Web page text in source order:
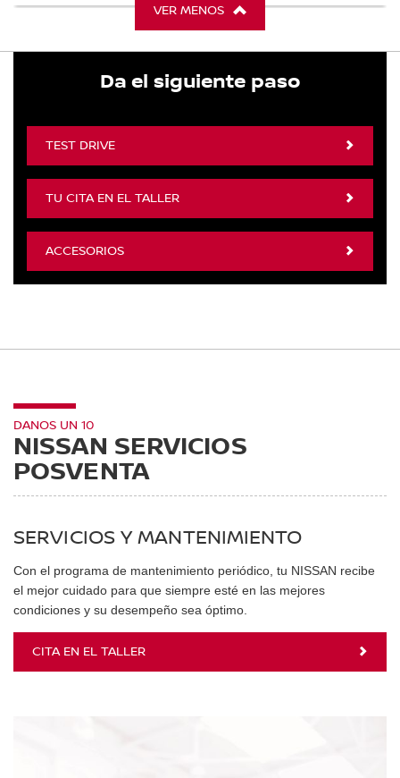
VER MENOS
Da el siguiente paso
TEST DRIVE
TU CITA EN EL TALLER
ACCESORIOS
NISSAN SERVICIOS
POSVENTA
DANOS UN 10
SERVICIOS Y MANTENIMIENTO
Con el programa de mantenimiento periódico, tu NISSAN recibe
el mejor cuidado para que siempre esté en las mejores
condiciones y su desempeño sea óptimo.
CITA EN EL TALLER